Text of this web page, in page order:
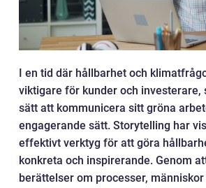
I en tid där hållbarhet och
viktigare för kunder och investerare,
sätt att kommunicera sitt gröna
engagerande sätt. Storytelling har
effektivt verktyg för att göra
konkreta och inspirerande. Genom
berättelser om processer,